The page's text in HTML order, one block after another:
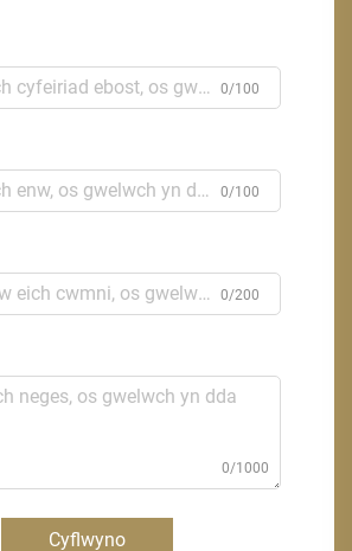
0/100
0/100
0/200
0/1000
Cyflwyno